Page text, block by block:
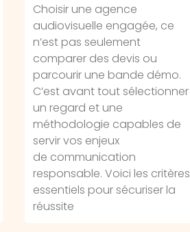
Choisir une agence
audiovisuelle engagée, ce
n’est pas seulement
comparer des devis ou
parcourir une bande démo.
C’est avant tout sélectionner
un regard et une
méthodologie capables de
servir vos enjeux
de communication
responsable. Voici les critères
essentiels pour sécuriser la
réussite